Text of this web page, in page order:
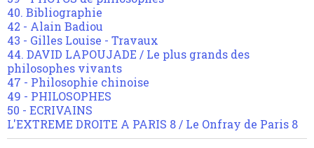
40. Bibliographie
42 - Alain Badiou
43 - Gilles Louise - Travaux
44. DAVID LAPOUJADE / Le plus grands des
philosophes vivants
47 - Philosophie chinoise
49 - PHILOSOPHES
50 - ECRIVAINS
L'EXTREME DROITE A PARIS 8 / Le Onfray de Paris 8